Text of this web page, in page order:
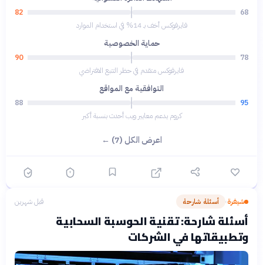
68
82
فايرفوكس أخف بـ 14% في استخدام الموارد
حماية الخصوصية
78
90
فايرفوكس متقدم في حظر التتبع الافتراضي
التوافقية مع المواقع
95
88
كروم يدعم معايير ويب أحدث بنسبة أكبر
اعرض الكل (7) ←
شيفرة› أسئلة شارحة قبل شهرين
أسئلة شارحة: تقنية الحوسبة السحابية
وتطبيقاتها في الشركات